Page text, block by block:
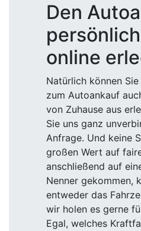
Den
online
Natürlich können
zum Autoankauf
von Zuhause aus
Sie uns ganz
Anfrage. Und keine
großen Wert auf
anschließend auf
Nenner gekommen,
entweder das
wir holen es gerne
Egal, welches